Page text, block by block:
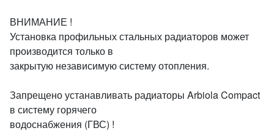
ВНИМАНИЕ !
Установка профильных стальных радиаторов может
производится только в
закрытую независимую систему отопления.
Запрещено устанавливать радиаторы Arbiola Compact
в систему горячего
водоснабжения (ГВС) !